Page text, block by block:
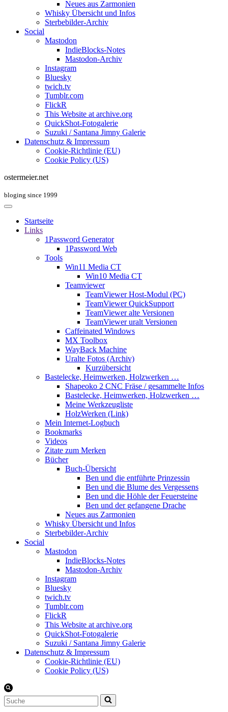
Neues aus Zarmonien
Whisky Übersicht und Infos
Sterbebilder-Archiv
Social
Mastodon
IndieBlocks-Notes
Mastodon-Archiv
Instagram
Bluesky
twich.tv
Tumblr.com
FlickR
This Website at archive.org
QuickShot-Fotogalerie
Suzuki / Santana Jimny Galerie
Datenschutz & Impressum
Cookie-Richtlinie (EU)
Cookie Policy (US)
ostermeier.net
bloging since 1999
Startseite
Links
1Password Generator
1Password Web
Tools
Win11 Media CT
Win10 Media CT
Teamviewer
TeamViewer Host-Modul (PC)
TeamViewer QuickSupport
TeamViewer alte Versionen
TeamViewer uralt Versionen
Caffeinated Windows
MX Toolbox
WayBack Machine
Uralte Fotos (Archiv)
Kurzübersicht
Bastelecke, Heimwerken, Holzwerken …
Shapeoko 2 CNC Fräse / gesammelte Infos
Bastelecke, Heimwerken, Holzwerken …
Meine Werkzeugliste
HolzWerken (Link)
Mein Internet-Logbuch
Bookmarks
Videos
Zitate zum Merken
Bücher
Buch-Übersicht
Ben und die entführte Prinzessin
Ben und die Blume des Vergessens
Ben und die Höhle der Feuersteine
Ben und der gefangene Drache
Neues aus Zarmonien
Whisky Übersicht und Infos
Sterbebilder-Archiv
Social
Mastodon
IndieBlocks-Notes
Mastodon-Archiv
Instagram
Bluesky
twich.tv
Tumblr.com
FlickR
This Website at archive.org
QuickShot-Fotogalerie
Suzuki / Santana Jimny Galerie
Datenschutz & Impressum
Cookie-Richtlinie (EU)
Cookie Policy (US)
Suchen
nach …